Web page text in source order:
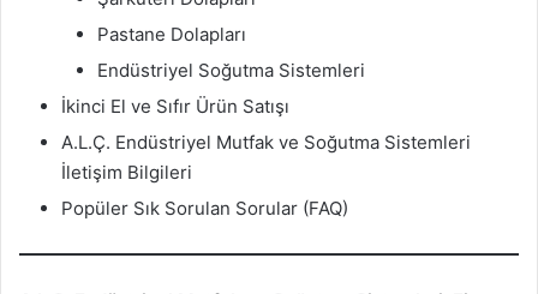
Pastane Dolapları
Endüstriyel Soğutma Sistemleri
İkinci El ve Sıfır Ürün Satışı
A.L.Ç. Endüstriyel Mutfak ve Soğutma Sistemleri
İletişim Bilgileri
Popüler Sık Sorulan Sorular (FAQ)